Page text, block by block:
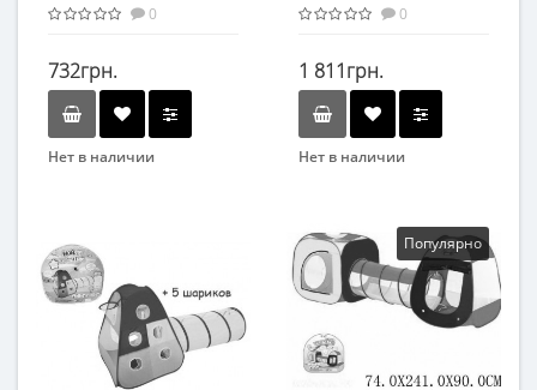
0
732грн.
Нет в наличии
Возраст
от 3 лет
Материал
Текстиль
0
1 811грн.
Нет в наличии
Возраст
От 2-х лет
Возрастная группа
От 2 лет
Материал
Популярно